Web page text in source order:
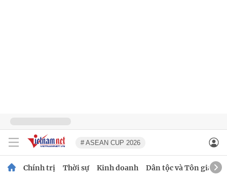
# ASEAN CUP 2026
Chính trị Thời sự Kinh doanh Dân tộc và Tôn giáo